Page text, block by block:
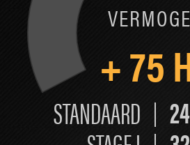
+75
STANDAARD